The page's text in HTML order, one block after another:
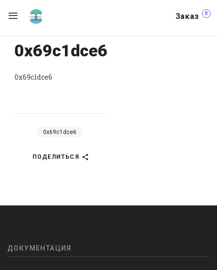
Заказ 0
0x69c1dce6
0x69c1dce6
0x69c1dce6
ПОДЕЛИТЬСЯ
ДОКУМЕНТАЦИЯ